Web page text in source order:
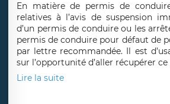
En matière de permis de
relatives à l’avis de suspension
d’un permis de conduire ou les
permis de conduire pour défaut de
par lettre recommandée. Il est
sur l’opportunité d’aller récupérer
Lire la suite